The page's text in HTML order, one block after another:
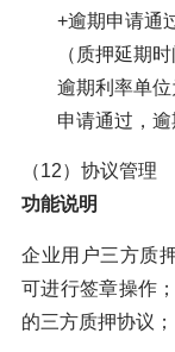
+逾期申请通
（质押延期
逾期利率单
申请通过，
（12）协议管理
功能说明
企业用户三方质
可进行签章操作
的三方质押协议；